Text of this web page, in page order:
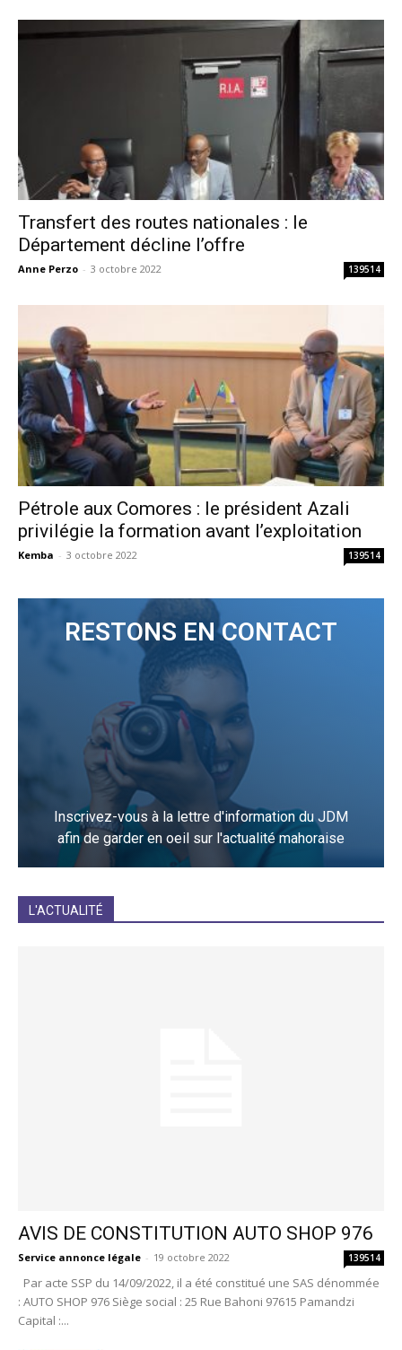
Transfert des routes nationales : le
Département décline l’offre
Anne Perzo - 3 octobre 2022 139514
Pétrole aux Comores : le président Azali
privilégie la formation avant l’exploitation
Kemba - 3 octobre 2022 139514
RESTONS EN CONTACT
Inscrivez-vous à la lettre d'information du JDM
afin de garder en oeil sur l'actualité mahoraise
L'ACTUALITÉ
AVIS DE CONSTITUTION AUTO SHOP 976
Service annonce légale - 19 octobre 2022 139514
Par acte SSP du 14/09/2022, il a été constitué une SAS dénommée
: AUTO SHOP 976 Siège social : 25 Rue Bahoni 97615 Pamandzi
Capital :...